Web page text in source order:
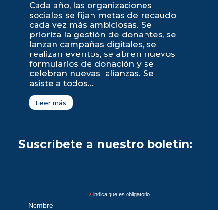
Cada año, las organizaciones
sociales se fijan metas de recaudo
cada vez más ambiciosas. Se
prioriza la gestión de donantes, se
lanzan campañas digitales, se
realizan eventos, se abren nuevos
formularios de donación y se
celebran nuevas alianzas. Se
asiste a todos...
Leer más
Suscríbete a nuestro boletín:
*indica que es obligatorio
Nombre